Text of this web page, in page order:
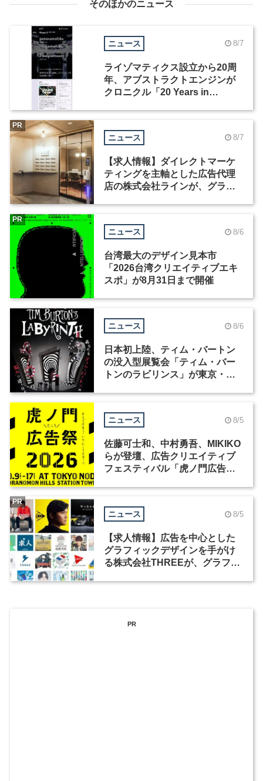
そのほかのニュース
ニュース 8/7
ライゾマティクス設立から20周
年、アブストラクトエンジンが
クロニクル「20 Years in
ニュース 8/7
【求人情報】ダイレクトマーケ
ティングを主軸とした広告代理
店の株式会社ラインが、グラフ
PR
ニュース 8/6
台湾最大のデザイン見本市
「2026台湾クリエイティブエキ
スポ」が8月31日まで開催
PR
ニュース 8/6
日本初上陸、ティム・バートン
の没入型展覧会「ティム・バー
トンのラビリンス」が東京・豊
ニュース 8/5
佐藤可士和、中村勇吾、MIKIKO
らが登壇、広告クリエイティブ
フェスティバル「虎ノ門広告
ニュース 8/5
【求人情報】広告を中心とした
グラフィックデザインを手がけ
る株式会社THREEが、グラフィ
PR
PR